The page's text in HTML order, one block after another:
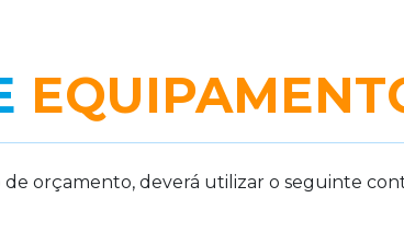
orçamento, deverá utilizar o seguinte